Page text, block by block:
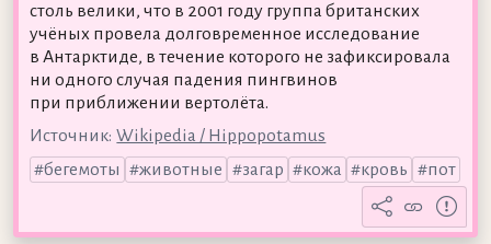
столь велики, что в 2001 году группа британских
учёных провела долговременное исследование
в Антарктиде, в течение которого не зафиксировала
ни одного случая падения пингвинов
при приближении вертолёта.
Источник: Wikipedia / Hippopotamus
бегемоты
животные загар кожа кровь пот